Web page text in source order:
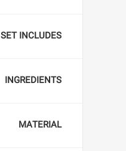
SET INCLUDES
INGREDIENTS
MATERIAL